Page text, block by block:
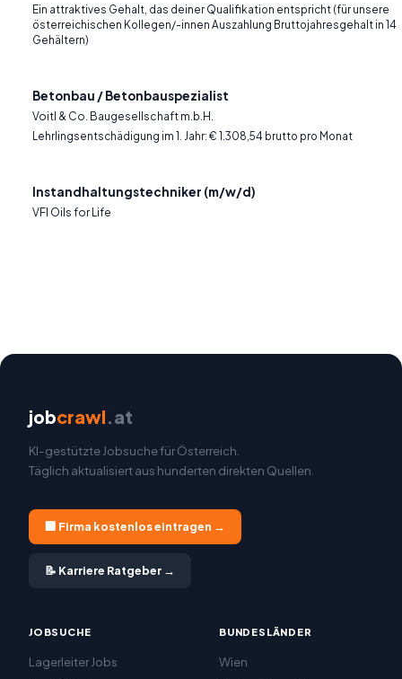
Ein attraktives Gehalt, das deiner Qualifikation entspricht (für unsere
österreichischen Kollegen/-innen Auszahlung Bruttojahresgehalt in 14
Gehältern)
Betonbau / Betonbauspezialist
Voitl & Co. Baugesellschaft m.b.H.
Lehrlingsentschädigung im 1. Jahr: € 1.308,54 brutto pro Monat
Instandhaltungstechniker (m/w/d)
VFI Oils for Life
jobcrawl.at
KI-gestützte Jobsuche für Österreich.
Täglich aktualisiert aus hunderten direkten Quellen.
🏢 Firma kostenlos eintragen →
📝 Karriere Ratgeber →
JOBSUCHE
Lagerleiter Jobs
BUNDESLÄNDER
Wien